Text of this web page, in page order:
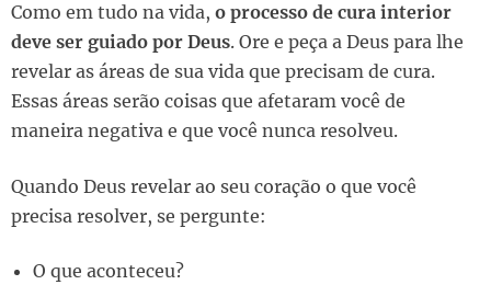
Como em tudo na vida, o processo de cura interior
deve ser guiado por Deus. Ore e peça a Deus para lhe
revelar as áreas de sua vida que precisam de cura.
Essas áreas serão coisas que afetaram você de
maneira negativa e que você nunca resolveu.
Quando Deus revelar ao seu coração o que você
precisa resolver, se pergunte:
O que aconteceu?